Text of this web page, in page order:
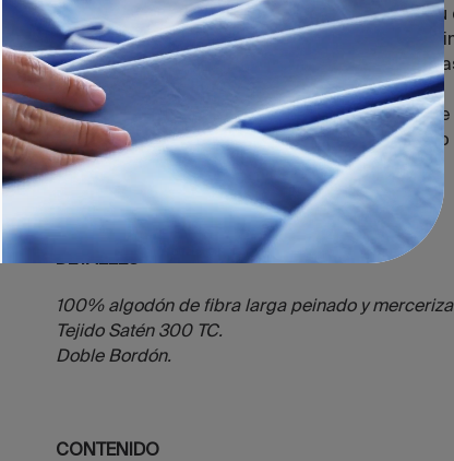
fibra larga y su tejido en satén de 300 hilos. Su
doble bordón artesanal aporta una elegante
visual y lo convierte en un diseño ideal como
cualquier decoración.
Combínalo con la funda nórdica y las fundas
o cojín Chamonix con el mismo diseño bordado
completar el set.
DETALLES
100% algodón de fibra larga peinado y
Tejido Satén 300 TC.
Doble Bordón.
CONTENIDO